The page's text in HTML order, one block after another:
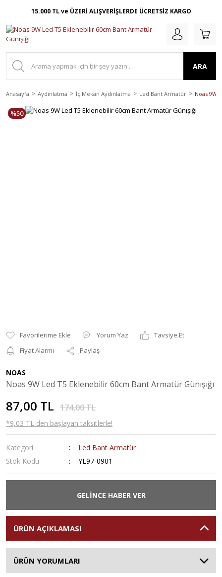
15.000 TL ve ÜZERİ ALIŞVERİŞLERDE ÜCRETSİZ KARGO
ARA
Anasayfa Aydınlatma İç Mekan Aydınlatma Led Bant Armatür Noas 9W
%50
Yorum Yaz
Tavsiye Et
Fiyat Alarmı
Paylaş
NOAS
Noas 9W Led T5 Eklenebilir 60cm Bant Armatür Günışığı
87,00 TL 174,00 TL
*9,03 TL den başlayan taksitlerle!
Kategori
Led Bant Armatür
Stok Kodu
YL97-0901
GELİNCE HABER VER
ÜRÜN AÇIKLAMASI
ÜRÜN YORUMLARI